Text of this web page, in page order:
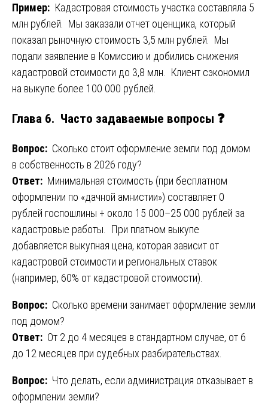
Пример: Кадастровая стоимость участка составляла 5
млн рублей. Мы заказали отчет оценщика, который
показал рыночную стоимость 3,5 млн рублей. Мы
подали заявление в Комиссию и добились снижения
кадастровой стоимости до 3,8 млн. Клиент сэкономил
на выкупе более 100 000 рублей.
Глава 6. Часто задаваемые вопросы ❓
Вопрос: Сколько стоит оформление земли под домом
в собственность в 2026 году?
Ответ: Минимальная стоимость (при бесплатном
оформлении по «дачной амнистии») составляет 0
рублей госпошлины + около 15 000–25 000 рублей за
кадастровые работы. При платном выкупе
добавляется выкупная цена, которая зависит от
кадастровой стоимости и региональных ставок
(например, 60% от кадастровой стоимости).
Вопрос: Сколько времени занимает оформление земли
под домом?
Ответ: От 2 до 4 месяцев в стандартном случае, от 6
до 12 месяцев при судебных разбирательствах.
Вопрос: Что делать, если администрация отказывает в
оформлении земли?